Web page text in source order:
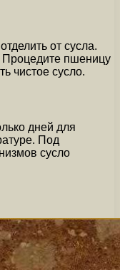
от сусла.
Процедите пшеницу
чистое сусло.
дней для
Под
сусло